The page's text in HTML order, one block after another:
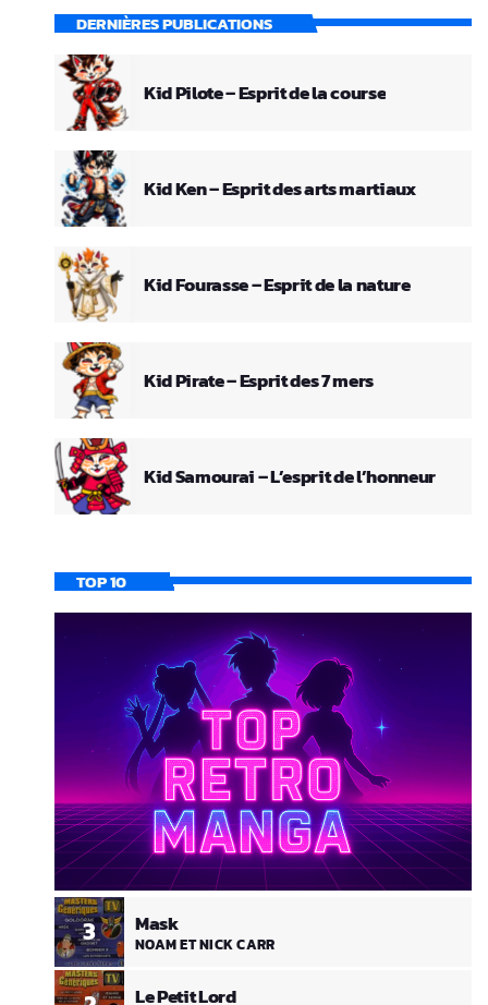
DERNIÈRES PUBLICATIONS
Kid Pilote – Esprit de la course
Kid Ken – Esprit des arts martiaux
Kid Fourasse – Esprit de la nature
Kid Pirate – Esprit des 7 mers
Kid Samourai – L’esprit de l’honneur
TOP 10
Le Petit Lord
3 Mask
NOAM ET NICK CARR